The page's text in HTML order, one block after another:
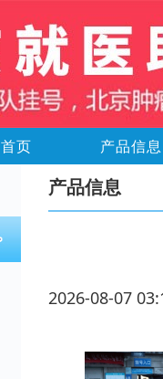
首页 产品信息
产品信息
2026-08-07